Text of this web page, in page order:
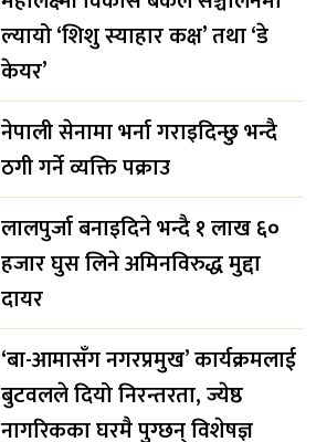
ल्यायो ‘शिशु स्याहार कक्ष’ तथा ‘डे
केयर’
नेपाली सेनामा भर्ना गराइदिन्छु भन्दै
ठगी गर्ने व्यक्ति पक्राउ
लालपुर्जा बनाइदिने भन्दै १ लाख ६०
हजार घुस लिने अमिनविरुद्ध मुद्दा
दायर
‘बा-आमासँग नगरप्रमुख’ कार्यक्रमलाई
बुटवलले दियो निरन्तरता, ज्येष्ठ
नागरिकका घरमै पुग्छन् विशेषज्ञ